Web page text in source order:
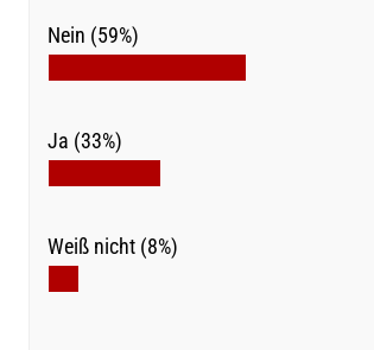
Nein (59%)
Ja (33%)
Weiß nicht (8%)